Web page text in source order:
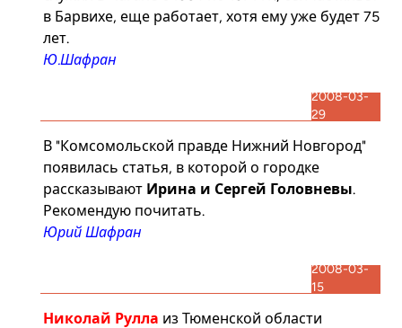
в Барвихе, еще работает, хотя ему уже будет 75
лет.
Ю.Шафран
2008-03-
29
В "Комсомольской правде Нижний Новгород"
появилась статья, в которой о городке
рассказывают Ирина и Сергей Головневы.
Рекомендую почитать.
Юрий Шафран
2008-03-
15
Николай Рулла из Тюменской области